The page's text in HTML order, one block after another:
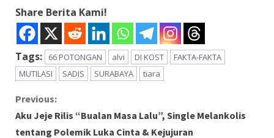
Share Berita Kami!
Tags: 66 POTONGAN alvi DI KOST
FAKTA-FAKTA
MUTILASI
SADIS SURABAYA tiara
C
o
Previous:
Aku Jeje Rilis “Bualan Masa Lalu”, Single Melankolis
tentang Polemik Luka Cinta & Kejujuran